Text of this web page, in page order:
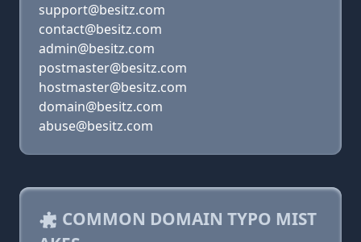
support@besitz.com
contact@besitz.com
admin@besitz.com
postmaster@besitz.com
hostmaster@besitz.com
domain@besitz.com
abuse@besitz.com
COMMON DOMAIN TYPO MIST